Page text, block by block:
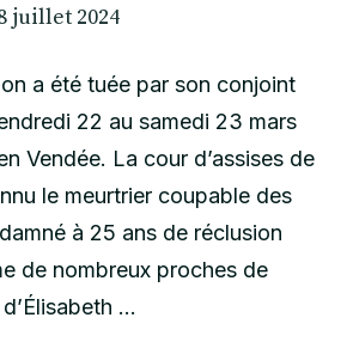
juillet 2024
a été tuée par son conjoint
22 au samedi 23 mars
Vendée. La cour d’assises de
le meurtrier coupable des
à 25 ans de réclusion
de nombreux proches de
…